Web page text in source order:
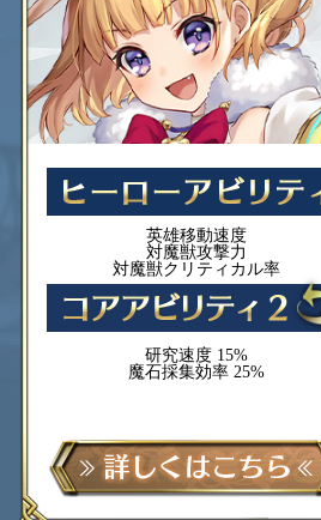
英雄移動速度
対魔獣攻撃力
対魔獣クリティカル率
研究速度 15%
魔石採集効率 25%